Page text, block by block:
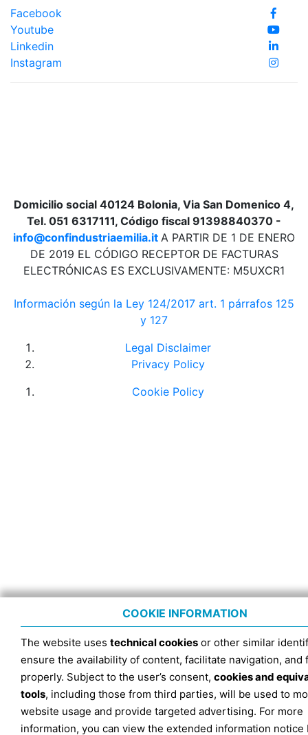
Facebook
Youtube
Linkedin
Instagram
Domicilio social 40124 Bolonia, Via San Domenico 4,
Tel. 051 6317111, Código fiscal 91398840370 -
info@confindustriaemilia.it A PARTIR DE 1 DE ENERO
DE 2019 EL CÓDIGO RECEPTOR DE FACTURAS
ELECTRÓNICAS ES EXCLUSIVAMENTE: M5UXCR1
Información según la Ley 124/2017 art. 1 párrafos 125
y 127
Legal Disclaimer
Privacy Policy
Cookie Policy
COOKIE INFORMATION
The website uses technical cookies or other similar
ensure the availability of content, facilitate navigation, and
properly. Subject to the user’s consent, cookies and
tools, including those from third parties, will be used to
website usage and provide targeted advertising. For more
information, you can view the extended information notice